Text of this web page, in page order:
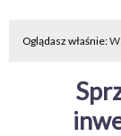
Oglądasz właśnie: